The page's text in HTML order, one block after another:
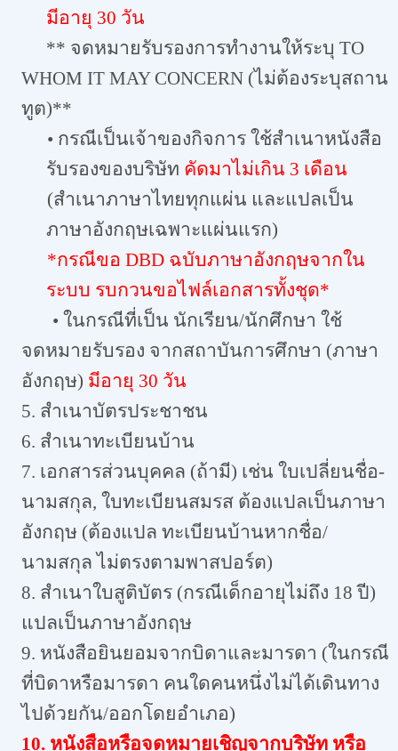
มีอายุ 30 วัน
** จดหมายรับรองการทำงานให้ระบุ TO
WHOM IT MAY CONCERN (ไม่ต้องระบุสถาน
ทูต)**
• กรณีเป็นเจ้าของกิจการ ใช้สำเนาหนังสือ
รับรองของบริษัท คัดมาไม่เกิน 3 เดือน
(สำเนาภาษาไทยทุกแผ่น และแปลเป็น
ภาษาอังกฤษเฉพาะแผ่นแรก)
*กรณีขอ DBD ฉบับภาษาอังกฤษจากใน
ระบบ รบกวนขอไฟล์เอกสารทั้งชุด*
• ในกรณีที่เป็น นักเรียน/นักศึกษา ใช้
จดหมายรับรอง จากสถาบันการศึกษา (ภาษา
อังกฤษ) มีอายุ 30 วัน
5. สำเนาบัตรประชาชน
6. สำเนาทะเบียนบ้าน
7. เอกสารส่วนบุคคล (ถ้ามี) เช่น ใบเปลี่ยนชื่อ-
นามสกุล, ใบทะเบียนสมรส ต้องแปลเป็นภาษา
อังกฤษ (ต้องแปล ทะเบียนบ้านหากชื่อ/
นามสกุล ไม่ตรงตามพาสปอร์ต)
8. สำเนาใบสูติบัตร (กรณีเด็กอายุไม่ถึง 18 ปี)
แปลเป็นภาษาอังกฤษ
9. หนังสือยินยอมจากบิดาและมารดา (ในกรณี
ที่บิดาหรือมารดา คนใดคนหนึ่งไม่ได้เดินทาง
ไปด้วยกัน/ออกโดยอำเภอ)
10. หนังสือหรือจดหมายเชิญจากบริษัท หรือ